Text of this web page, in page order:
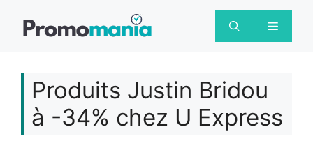
Menu
Produits Justin Bridou
à -34% chez U Express